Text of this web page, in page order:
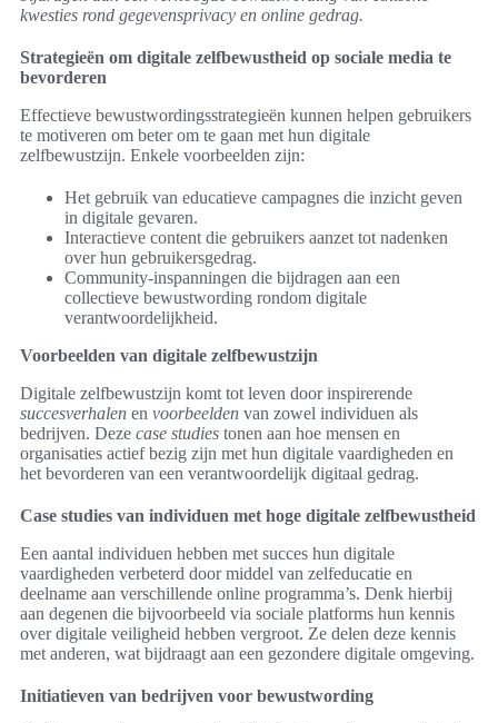
kwesties rond gegevensprivacy en online gedrag.
Strategieën om digitale zelfbewustheid op sociale media te
bevorderen
Effectieve bewustwordingsstrategieën kunnen helpen gebruikers
te motiveren om beter om te gaan met hun digitale
zelfbewustzijn. Enkele voorbeelden zijn:
Het gebruik van educatieve campagnes die inzicht geven
in digitale gevaren.
Interactieve content die gebruikers aanzet tot nadenken
over hun gebruikersgedrag.
Community-inspanningen die bijdragen aan een
collectieve bewustwording rondom digitale
verantwoordelijkheid.
Voorbeelden van digitale zelfbewustzijn
Digitale zelfbewustzijn komt tot leven door inspirerende
succesverhalen en voorbeelden van zowel individuen als
bedrijven. Deze case studies tonen aan hoe mensen en
organisaties actief bezig zijn met hun digitale vaardigheden en
het bevorderen van een verantwoordelijk digitaal gedrag.
Case studies van individuen met hoge digitale zelfbewustheid
Een aantal individuen hebben met succes hun digitale
vaardigheden verbeterd door middel van zelfeducatie en
deelname aan verschillende online programma’s. Denk hierbij
aan degenen die bijvoorbeeld via sociale platforms hun kennis
over digitale veiligheid hebben vergroot. Ze delen deze kennis
met anderen, wat bijdraagt aan een gezondere digitale omgeving.
Initiatieven van bedrijven voor bewustwording